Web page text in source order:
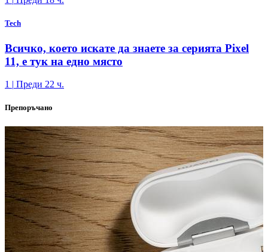
Tech
Всичко, което искате да знаете за серията Pixel
11, е тук на едно място
1 | Преди 22 ч.
Препоръчано